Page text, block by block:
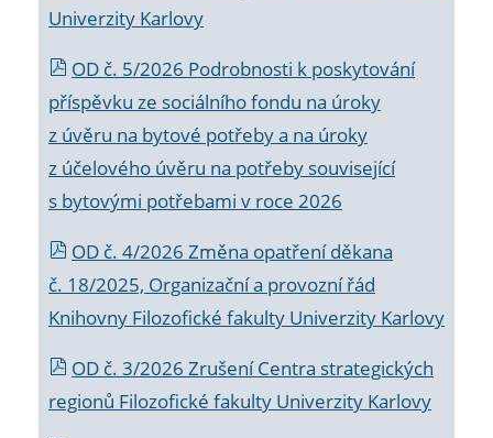
Univerzity Karlovy
OD č. 5/2026 Podrobnosti k poskytování
příspěvku ze sociálního fondu na úroky
z úvěru na bytové potřeby a na úroky
z účelového úvěru na potřeby související
s bytovými potřebami v roce 2026
OD č. 4/2026 Změna opatření děkana
č. 18/2025, Organizační a provozní řád
Knihovny Filozofické fakulty Univerzity Karlovy
OD č. 3/2026 Zrušení Centra strategických
regionů Filozofické fakulty Univerzity Karlovy